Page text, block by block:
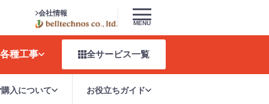
会社情報
MENU
各種工事 全サービス一覧
入について お役立ちガイド